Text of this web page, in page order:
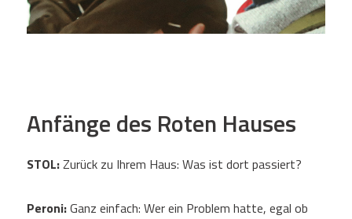
Anfänge des Roten Hauses
STOL:Zurück zu Ihrem Haus: Was ist dort passiert?
Peroni:Ganz einfach: Wer ein Problem hatte, egal ob